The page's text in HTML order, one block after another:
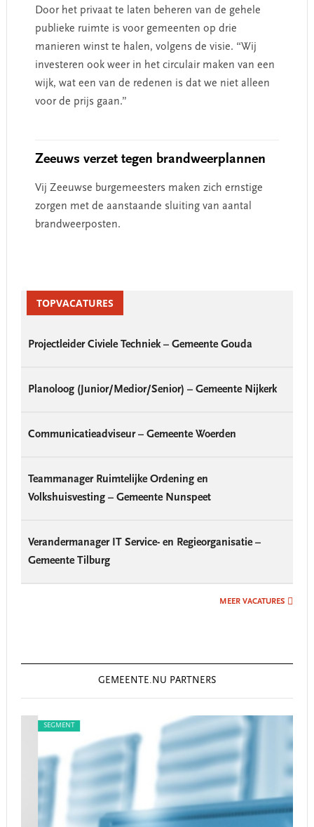
Door het privaat te laten beheren van de gehele
publieke ruimte is voor gemeenten op drie
manieren winst te halen, volgens de visie. “Wij
investeren ook weer in het circulair maken van een
wijk, wat een van de redenen is dat we niet alleen
voor de prijs gaan.”
Zeeuws verzet tegen brandweerplannen
Vij Zeeuwse burgemeesters maken zich ernstige
zorgen met de aanstaande sluiting van aantal
brandweerposten.
SidebarTOPVACATURES
Projectleider Civiele Techniek – Gemeente Gouda
Planoloog (Junior/Medior/Senior) – Gemeente Nijkerk
Communicatieadviseur – Gemeente Woerden
Teammanager Ruimtelijke Ordening en
Volkshuisvesting – Gemeente Nunspeet
Verandermanager IT Service- en Regieorganisatie –
Gemeente Tilburg
MEER VACATURES
GEMEENTE.NU PARTNERS
SEGMENT